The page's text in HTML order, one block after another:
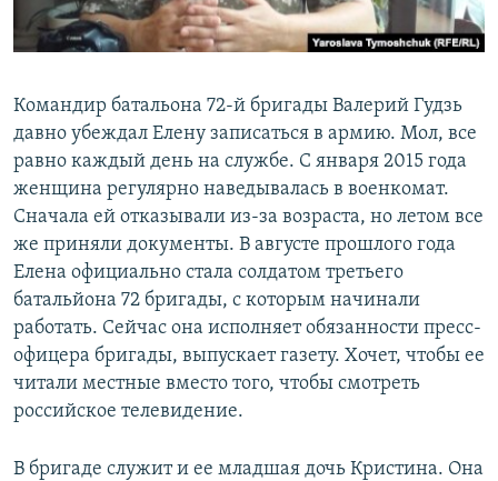
Командир батальона 72-й бригады Валерий Гудзь
давно убеждал Елену записаться в армию. Мол, все
равно каждый день на службе. С января 2015 года
женщина регулярно наведывалась в военкомат.
Сначала ей отказывали из-за возраста, но летом все
же приняли документы. В августе прошлого года
Елена официально стала солдатом третьего
батальйона 72 бригады, с которым начинали
работать. Сейчас она исполняет обязанности пресс-
офицера бригады, выпускает газету. Хочет, чтобы ее
читали местные вместо того, чтобы смотреть
российское телевидение.
В бригаде служит и ее младшая дочь Кристина. Она